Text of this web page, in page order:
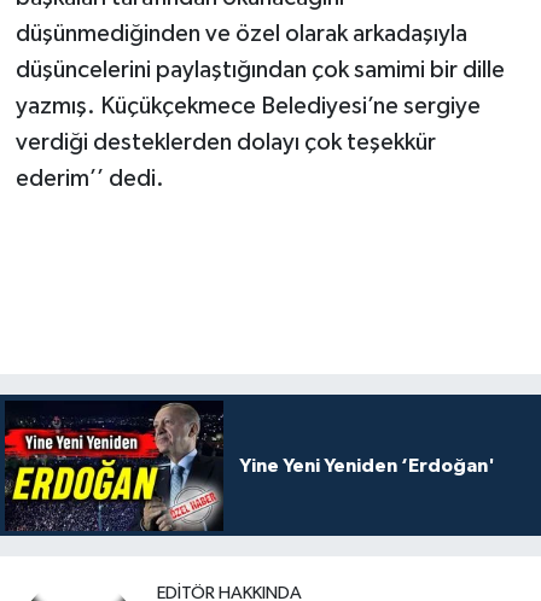
düşünmediğinden ve özel olarak arkadaşıyla
düşüncelerini paylaştığından çok samimi bir dille
yazmış. Küçükçekmece Belediyesi’ne sergiye
verdiği desteklerden dolayı çok teşekkür
ederim’’ dedi.
Yine Yeni Yeniden ‘Erdoğan'
EDITÖR HAKKINDA